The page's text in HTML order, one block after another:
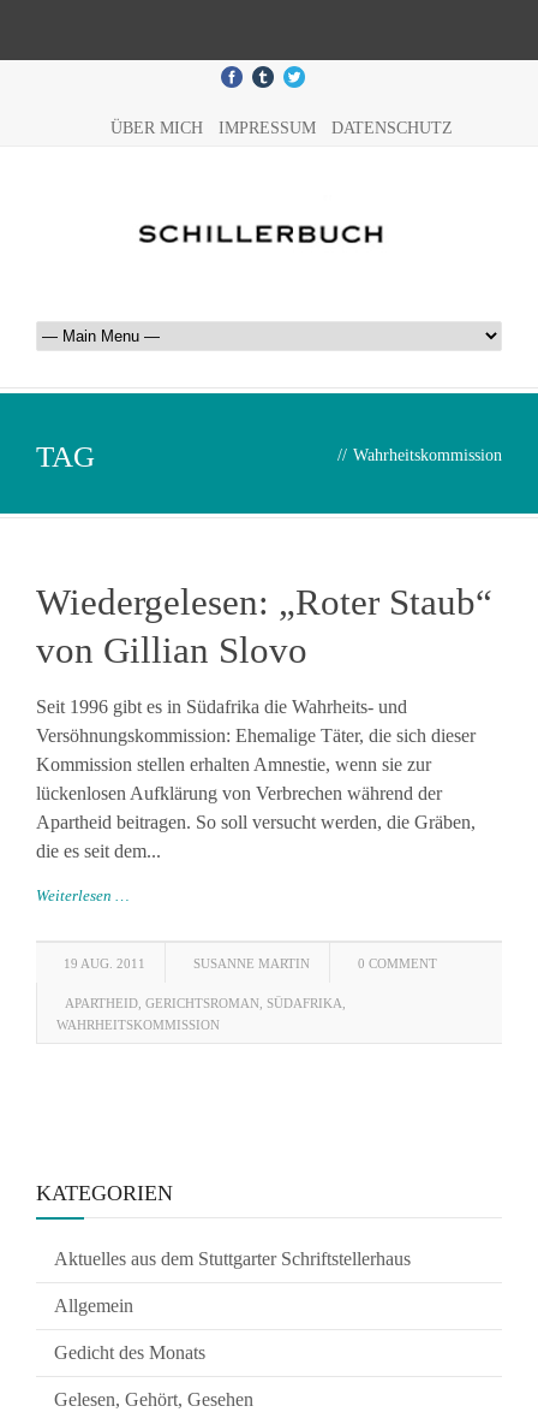
ÜBER MICH IMPRESSUM DATENSCHUTZ
TAG // Wahrheitskommission
Wiedergelesen: „Roter Staub“
von Gillian Slovo
Seit 1996 gibt es in Südafrika die Wahrheits- und
Versöhnungskommission: Ehemalige Täter, die sich dieser
Kommission stellen erhalten Amnestie, wenn sie zur
lückenlosen Aufklärung von Verbrechen während der
Apartheid beitragen. So soll versucht werden, die Gräben,
die es seit dem...
Weiterlesen …
19 AUG. 2011 SUSANNE MARTIN 0 COMMENT
APARTHEID GERICHTSROMAN SÜDAFRIKA
WAHRHEITSKOMMISSION
KATEGORIEN
Aktuelles aus dem Stuttgarter Schriftstellerhaus
Allgemein
Gedicht des Monats
Gelesen, Gehört, Gesehen